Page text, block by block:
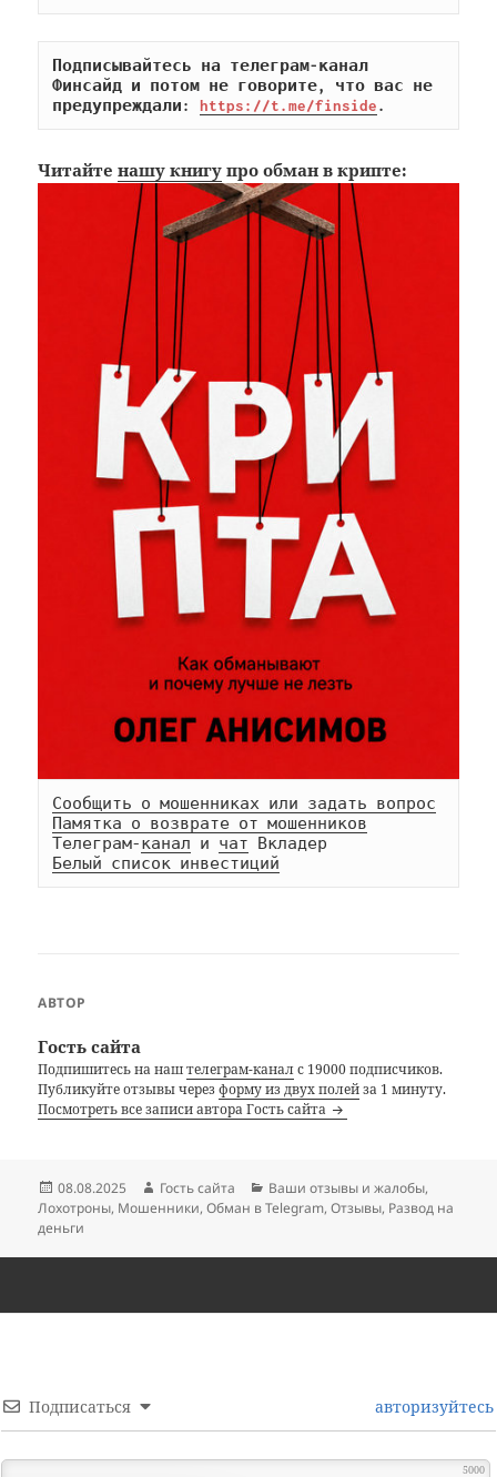
Подписывайтесь на телеграм-канал
Финсайд и потом не говорите, что вас не
предупреждали: https://t.me/finside.
Читайтенашу книгу про обман в крипте:
Сообщить о мошенниках или задать вопрос
Памятка о возврате от мошенников
Телеграм-канал и чат
Белый список инвестиций
АВТОР
Гость сайта
Подпишитесь на наштелеграм-каналс 19000 подписчиков.
Публикуйте отзывы черезформу из двух полейза 1 минуту.
Посмотреть все записи автора Гость сайта
Опубликовано
08.08.2025 Автор
Гость сайта Рубрики
Ваши отзывы и жалобы,
Лохотроны, Мошенники,Обман в Telegram,Отзывы, Развод на
деньги
Подписаться авторизуйтесь
5000